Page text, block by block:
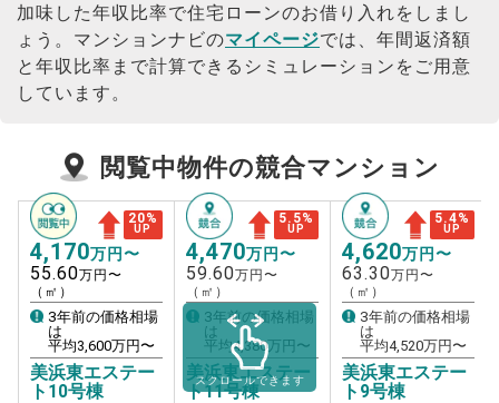
加味した年収比率で住宅ローンのお借り入れをしまし
ょう。 マンションナビのマイページでは、年間返済額
と年収比率まで計算できるシミュレーションをご用意
しています。
閲覧中物件の競合マンション
20%
UP
4,170万円〜
55.60万円〜
（㎡）
3年前の価格相場
は
平均3,600万円〜
美浜東エステー
ト10号棟
5.5%
UP
4,470万円〜
59.60万円〜
（㎡）
3年前の価格相場
は
平均4,380万円〜
美浜東エステー
ト11号棟
5.4%
UP
4,620万円〜
63.30万円〜
（㎡）
3年前の価格相場
は
平均4,520万円〜
美浜東エステー
ト9号棟
スクロールできます